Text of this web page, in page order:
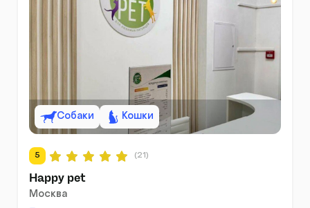
Собаки Кошки
5 (21)
Happy pet
Москва